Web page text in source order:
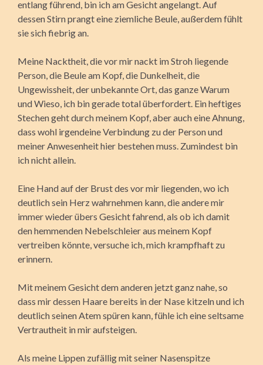
entlang führend, bin ich am Gesicht angelangt. Auf
dessen Stirn prangt eine ziemliche Beule, außerdem fühlt
sie sich fiebrig an.
Meine Nacktheit, die vor mir nackt im Stroh liegende
Person, die Beule am Kopf, die Dunkelheit, die
Ungewissheit, der unbekannte Ort, das ganze Warum
und Wieso, ich bin gerade total überfordert. Ein heftiges
Stechen geht durch meinem Kopf, aber auch eine Ahnung,
dass wohl irgendeine Verbindung zu der Person und
meiner Anwesenheit hier bestehen muss. Zumindest bin
ich nicht allein.
Eine Hand auf der Brust des vor mir liegenden, wo ich
deutlich sein Herz wahrnehmen kann, die andere mir
immer wieder übers Gesicht fahrend, als ob ich damit
den hemmenden Nebelschleier aus meinem Kopf
vertreiben könnte, versuche ich, mich krampfhaft zu
erinnern.
Mit meinem Gesicht dem anderen jetzt ganz nahe, so
dass mir dessen Haare bereits in der Nase kitzeln und ich
deutlich seinen Atem spüren kann, fühle ich eine seltsame
Vertrautheit in mir aufsteigen.
Als meine Lippen zufällig mit seiner Nasenspitze